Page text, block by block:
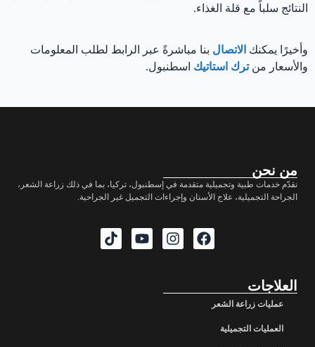
النتائج سلباً مع قلة الغذاء.
وأخيرًا يمكنك الاتصال بنا مباشرةً عبر الرابط لطلب المعلومات
والأسعار منترك استاتيك اسطنبول.
من نحن
نقدّم خدمات طبية وتجميلية متقدمة في إسطنبول، تركيا، بما في ذلك زراعة الشعر،
الجراحة التجميلية، علاج الأسنان وإجراءات التجميل غير الجراحية.
العلاجات
عمليات زراعة الشعر
العمليات التجميلية